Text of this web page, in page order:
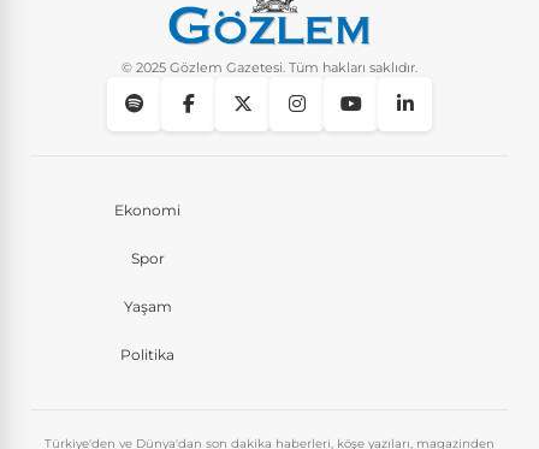
© 2025 Gözlem Gazetesi. Tüm hakları saklıdır.
Ekonomi
Spor
Yaşam
Politika
Türkiye'den ve Dünya'dan son dakika haberleri, köşe yazıları, magazinden